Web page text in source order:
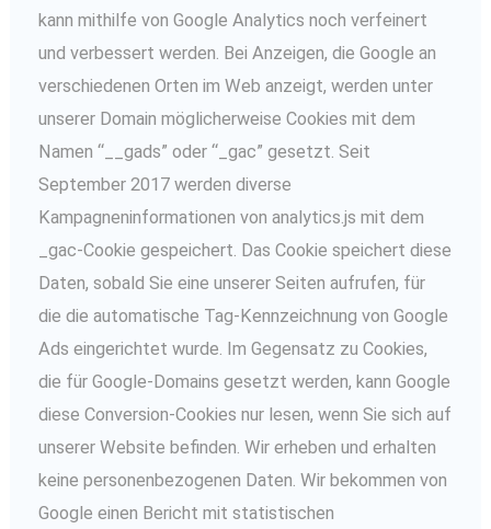
kann mithilfe von Google Analytics noch verfeinert
und verbessert werden. Bei Anzeigen, die Google an
verschiedenen Orten im Web anzeigt, werden unter
unserer Domain möglicherweise Cookies mit dem
Namen “__gads” oder “_gac” gesetzt. Seit
September 2017 werden diverse
Kampagneninformationen von analytics.js mit dem
_gac-Cookie gespeichert. Das Cookie speichert diese
Daten, sobald Sie eine unserer Seiten aufrufen, für
die die automatische Tag-Kennzeichnung von Google
Ads eingerichtet wurde. Im Gegensatz zu Cookies,
die für Google-Domains gesetzt werden, kann Google
diese Conversion-Cookies nur lesen, wenn Sie sich auf
unserer Website befinden. Wir erheben und erhalten
keine personenbezogenen Daten. Wir bekommen von
Google einen Bericht mit statistischen